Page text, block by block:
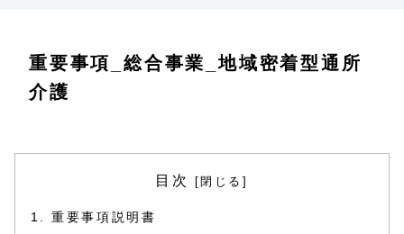
重要事項_総合事業_地域密着型通所
介護
目次
重要事項説明書